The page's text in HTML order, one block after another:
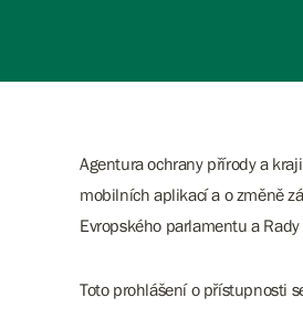
Agentura ochrany přírody a
mobilních aplikací a o změně
Evropského parlamentu a
Toto prohlášení o přístupnosti